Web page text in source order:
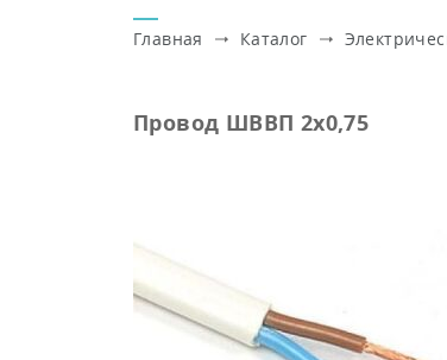
Главная Каталог
Провод ШВВП 2х0,75